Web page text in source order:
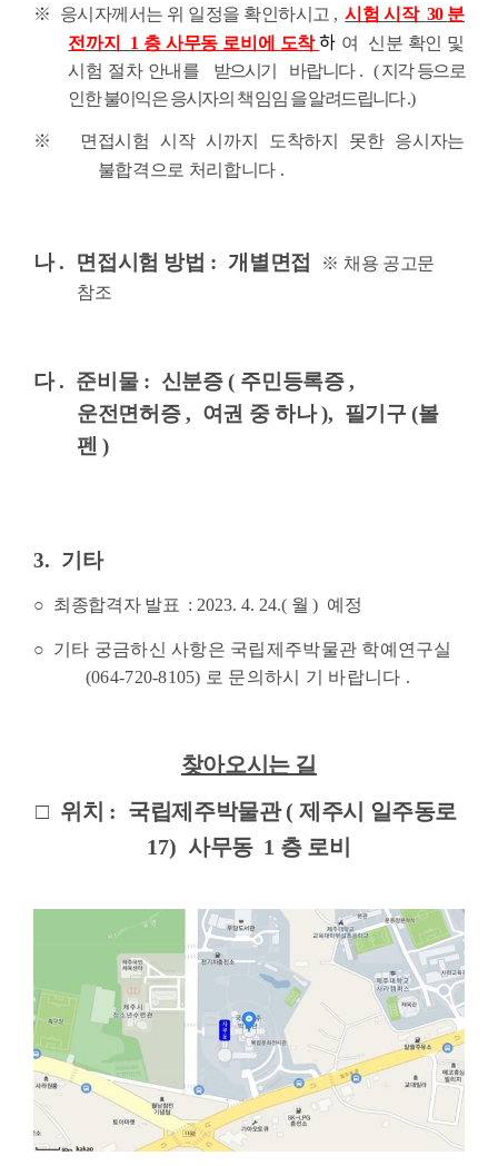
※ 응시자께서는 위 일정을 확인하시고 ,시험 시작 30 분
전까지 1 층 사무동 로비에 도착하 여 신분 확인 및
시험 절차 안내를
받으시기 바랍니다 . (지각 등으로
인한 불이익은 응시자의 책임임 을 알려드립니다.)
※
면접시험 시작 시까지 도착하지 못한 응시자는
불합격으로 처리합니다 .
나. 면접시험 방법 :개별면접 ※ 채용 공고문
참조
다. 준비물 : 신분증( 주민등록증,
운전면허증, 여권 중 하나), 필기구(볼
펜)
3. 기타
○ 최종합격자 발표 : 2023. 4. 24.( 월) 예정
○ 기타 궁금하신 사항은 국립제주박물관 학예연구실
(064-720-8105) 로 문의하시 기 바랍니다 .
찾아오시는 길
□ 위치 : 국립제주박물관(제주시 일주동로
17) 사무동 1 층 로비